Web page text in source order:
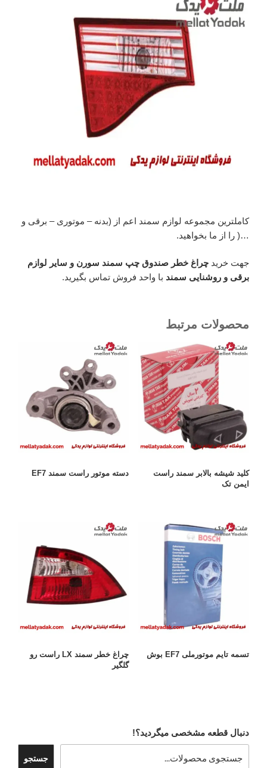
کاملترین مجموعه لوازم سمند اعم از (بدنه – موتوری – برقی و
…( را از ما بخواهید.
جهت خرید چراغ خطر صندوق چپ سمند سورن و سایر لوازم
برقی و روشنایی سمند با واحد فروش تماس بگیرید.
محصولات مرتبط
کلید شیشه بالابر سمند راست
ایمن تک
دسته موتور راست سمند EF7
تسمه تایم موتورملی EF7 بوش
چراغ خطر سمند LX راست رو
گلگیر
دنبال قطعه مشخصی میگردید؟!
جستجو